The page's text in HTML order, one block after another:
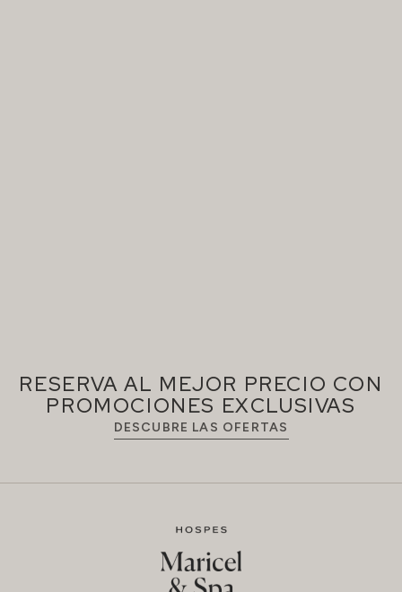
RESERVA AL MEJOR PRECIO CON
PROMOCIONES EXCLUSIVAS
DESCUBRE LAS OFERTAS